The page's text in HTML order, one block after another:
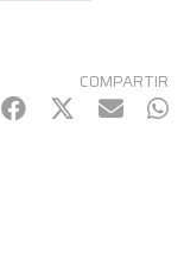
COMPARTIR
Facebook
Twitter
mail